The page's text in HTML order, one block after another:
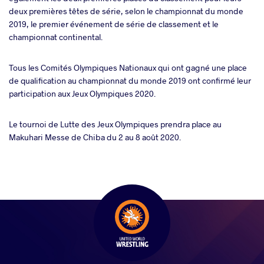
deux premières têtes de série, selon le championnat du monde
2019, le premier événement de série de classement et le
championnat continental.
Tous les Comités Olympiques Nationaux qui ont gagné une place
de qualification au championnat du monde 2019 ont confirmé leur
participation aux Jeux Olympiques 2020.
Le tournoi de Lutte des Jeux Olympiques prendra place au
Makuhari Messe de Chiba du 2 au 8 août 2020.